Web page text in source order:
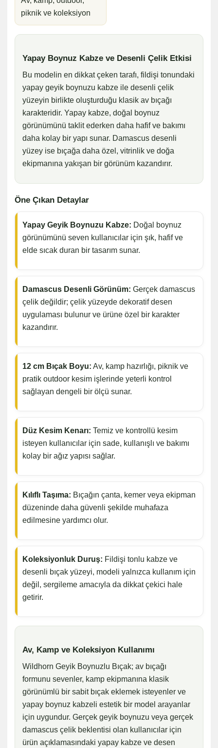
piknik ve koleksiyon
Yapay Boynuz Kabze ve Desenli Çelik Etkisi
Bu modelin en dikkat çeken tarafı, fildişi tonundaki
yapay geyik boynuzu kabze ile desenli çelik
yüzeyin birlikte oluşturduğu klasik av bıçağı
karakteridir. Yapay kabze, doğal boynuz
görünümünü taklit ederken daha hafif ve bakımı
daha kolay bir yapı sunar. Damascus desenli
yüzey ise bıçağa daha özel, vitrinlik ve doğa
ekipmanına yakışan bir görünüm kazandırır.
Öne Çıkan Detaylar
Yapay Geyik Boynuzu Kabze: Doğal boynuz
görünümünü seven kullanıcılar için şık, hafif ve
elde sıcak duran bir tasarım sunar.
Damascus Desenli Görünüm: Gerçek damascus
çelik değildir; çelik yüzeyde dekoratif desen
uygulaması bulunur ve ürüne özel bir karakter
kazandırır.
12 cm Bıçak Boyu: Av, kamp hazırlığı, piknik ve
pratik outdoor kesim işlerinde yeterli kontrol
sağlayan dengeli bir ölçü sunar.
Düz Kesim Kenarı: Temiz ve kontrollü kesim
isteyen kullanıcılar için sade, kullanışlı ve bakımı
kolay bir ağız yapısı sağlar.
Kılıflı Taşıma: Bıçağın çanta, kemer veya ekipman
düzeninde daha güvenli şekilde muhafaza
edilmesine yardımcı olur.
Koleksiyonluk Duruş: Fildişi tonlu kabze ve
desenli bıçak yüzeyi, modeli yalnızca kullanım için
değil, sergileme amacıyla da dikkat çekici hale
getirir.
Av, Kamp ve Koleksiyon Kullanımı
Wildhorn Geyik Boynuzlu Bıçak; av bıçağı
formunu sevenler, kamp ekipmanına klasik
görünümlü bir sabit bıçak eklemek isteyenler ve
yapay boynuz kabzeli estetik bir model arayanlar
için uygundur. Gerçek geyik boynuzu veya gerçek
damascus çelik beklentisi olan kullanıcılar için
ürün açıklamasındaki yapay kabze ve desen